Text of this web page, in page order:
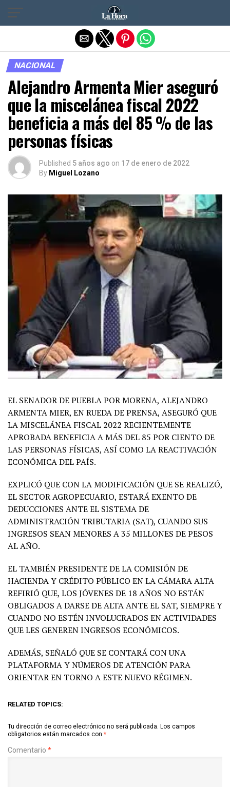
NACIONAL
Alejandro Armenta Mier aseguró
que la miscelánea fiscal 2022
beneficia a más del 85 % de las
personas físicas
Published 5 años ago on 17 de enero de 2022
By Miguel Lozano
EL SENADOR DE PUEBLA POR MORENA, ALEJANDRO
ARMENTA MIER, EN RUEDA DE PRENSA, ASEGURÓ QUE
LA MISCELÁNEA FISCAL 2022 RECIENTEMENTE
APROBADA BENEFICIA A MÁS DEL 85 POR CIENTO DE
LAS PERSONAS FÍSICAS, ASÍ COMO LA REACTIVACIÓN
ECONÓMICA DEL PAÍS.
EXPLICÓ QUE CON LA MODIFICACIÓN QUE SE REALIZÓ,
EL SECTOR AGROPECUARIO, ESTARÁ EXENTO DE
DEDUCCIONES ANTE EL SISTEMA DE
ADMINISTRACIÓN TRIBUTARIA (SAT), CUANDO SUS
INGRESOS SEAN MENORES A 35 MILLONES DE PESOS
AL AÑO.
EL TAMBIÉN PRESIDENTE DE LA COMISIÓN DE
HACIENDA Y CRÉDITO PÚBLICO EN LA CÁMARA ALTA
REFIRIÓ QUE, LOS JÓVENES DE 18 AÑOS NO ESTÁN
OBLIGADOS A DARSE DE ALTA ANTE EL SAT, SIEMPRE Y
CUANDO NO ESTÉN INVOLUCRADOS EN ACTIVIDADES
QUE LES GENEREN INGRESOS ECONÓMICOS.
ADEMÁS, SEÑALÓ QUE SE CONTARÁ CON UNA
PLATAFORMA Y NÚMEROS DE ATENCIÓN PARA
ORIENTAR EN TORNO A ESTE NUEVO RÉGIMEN.
RELATED TOPICS:
Tu dirección de correo electrónico no será publicada. Los campos
obligatorios están marcados con *
Comentario *
Salir de la versión móvil